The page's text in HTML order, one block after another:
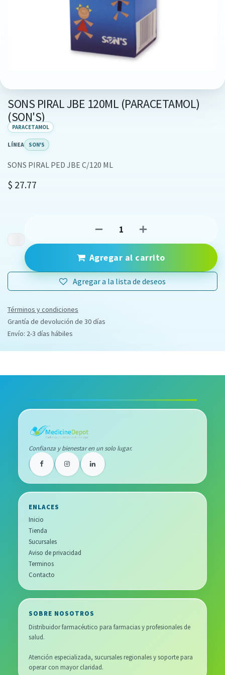
SONS PIRAL JBE 120ML (PARACETAMOL)
(SON'S)
PARACETAMOL
LÍNEA SON'S
SONS PIRAL PED JBE C/120 ML
$ 27.77
Agregar al carrito
Agregar a la lista de deseos
Términos y condiciones
Grantía de devolución de 30 días
Envío: 2-3 días hábiles
Confianza y bienestar en un solo lugar.
ENLACES
Inicio
Tienda
Sucursales
Aviso de privacidad
Terminos
Contacto
SOBRE NOSOTROS
Distribuidor farmacéutico para farmacias y profesionales de
salud.
Atención especializada, sucursales regionales y soporte para
operar con mayor claridad.